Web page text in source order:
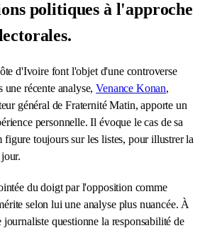
politiques à l'approche
d'Ivoire font l'objet d'une controverse
une récente analyse,Venance Konan,
général de Fraternité Matin, apporte un
personnelle. Il évoque le cas de sa
figure toujours sur les listes, pour illustrer la
du doigt par l'opposition comme
selon lui une analyse plus nuancée. À
questionne la responsabilité de